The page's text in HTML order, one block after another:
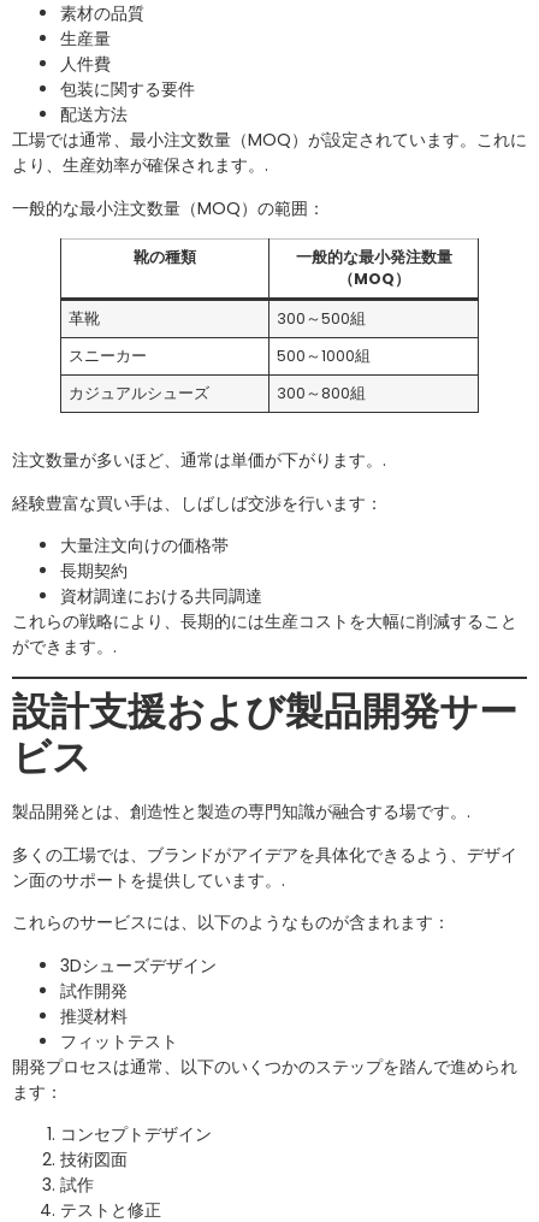
素材の品質
生産量
人件費
包装に関する要件
配送方法
工場では通常、最小注文数量（MOQ）が設定されています。これに
より、生産効率が確保されます。.
一般的な最小注文数量（MOQ）の範囲：
靴の種類
一般的な最小発注数量
（MOQ）
革靴
300～500組
スニーカー
500～1000組
カジュアルシューズ
300～800組
注文数量が多いほど、通常は単価が下がります。.
経験豊富な買い手は、しばしば交渉を行います：
大量注文向けの価格帯
長期契約
資材調達における共同調達
これらの戦略により、長期的には生産コストを大幅に削減すること
ができます。.
設計支援および製品開発サー
ビス
製品開発とは、創造性と製造の専門知識が融合する場です。.
多くの工場では、ブランドがアイデアを具体化できるよう、デザイ
ン面のサポートを提供しています。.
これらのサービスには、以下のようなものが含まれます：
3Dシューズデザイン
試作開発
推奨材料
フィットテスト
開発プロセスは通常、以下のいくつかのステップを踏んで進められ
ます：
コンセプトデザイン
技術図面
試作
テストと修正